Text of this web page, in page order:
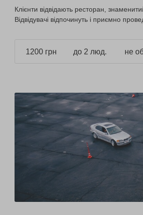
Клієнти відвідають ресторан,
Відвідувачі відпочинуть і приємно
1200 грн до 2 люд. не